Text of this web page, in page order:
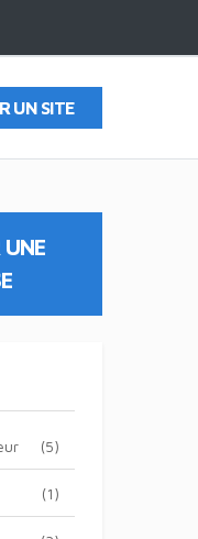
UN SITE
(5)
(1)